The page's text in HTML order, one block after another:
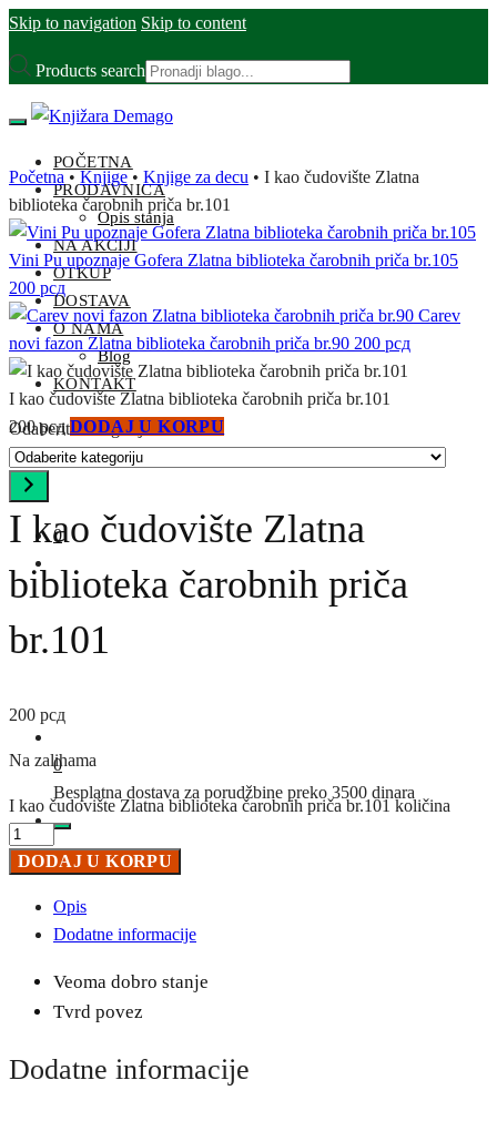
Skip to navigation Skip to content
Products search
POČETNA
PRODAVNICA
Opis stanja
NA AKCIJI
OTKUP
DOSTAVA
O NAMA
Blog
KONTAKT
Odaberite kategoriju
0
0
Besplatna dostava za porudžbine preko 3500 dinara
Početna • Knjige • Knjige za decu • I kao čudovište Zlatna
biblioteka čarobnih priča br.101
Vini Pu upoznaje Gofera Zlatna biblioteka čarobnih priča br.105
200 рсд
Carev
novi fazon Zlatna biblioteka čarobnih priča br.90 200 рсд
I kao čudovište Zlatna biblioteka čarobnih priča br.101
200рсд DODAJ U KORPU
I kao čudovište Zlatna
biblioteka čarobnih priča
br.101
200 рсд
Na zalihama
I kao čudovište Zlatna biblioteka čarobnih priča br.101 količina
DODAJ U KORPU
Opis
Dodatne informacije
Veoma dobro stanje
Tvrd povez
Dodatne informacije